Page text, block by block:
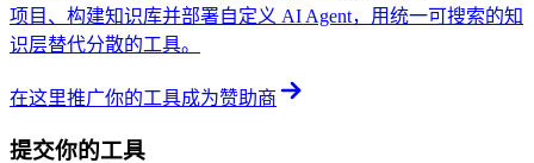
项目、构建知识库并部署自定义 AI Agent，用统一可搜索的知
识层替代分散的工具。
在这里推广你的工具成为赞助商
提交你的工具